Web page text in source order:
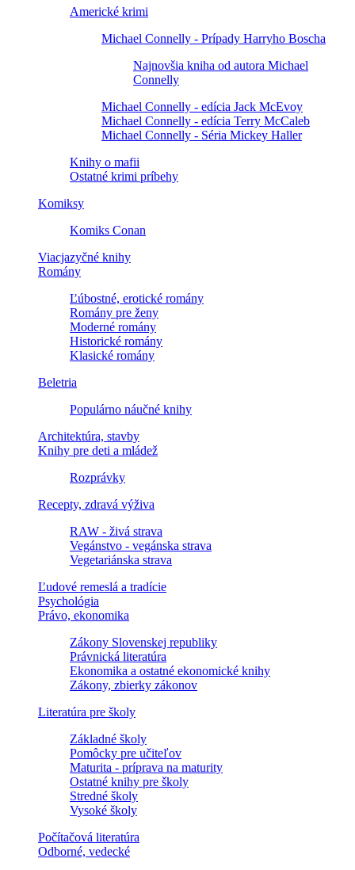
Americké krimi
Michael Connelly - Prípady Harryho Boscha
Najnovšia kniha od autora Michael
Connelly
Michael Connelly - edícia Jack McEvoy
Michael Connelly - edícia Terry McCaleb
Michael Connelly - Séria Mickey Haller
Knihy o mafii
Ostatné krimi príbehy
Komiksy
Komiks Conan
Viacjazyčné knihy
Romány
Ľúbostné, erotické romány
Romány pre ženy
Moderné romány
Historické romány
Klasické romány
Beletria
Populárno náučné knihy
Architektúra, stavby
Knihy pre deti a mládež
Rozprávky
Recepty, zdravá výživa
RAW - živá strava
Vegánstvo - vegánska strava
Vegetariánska strava
Ľudové remeslá a tradície
Psychológia
Právo, ekonomika
Zákony Slovenskej republiky
Právnická literatúra
Ekonomika a ostatné ekonomické knihy
Zákony, zbierky zákonov
Literatúra pre školy
Základné školy
Pomôcky pre učiteľov
Maturita - príprava na maturity
Ostatné knihy pre školy
Stredné školy
Vysoké školy
Počítačová literatúra
Odborné, vedecké